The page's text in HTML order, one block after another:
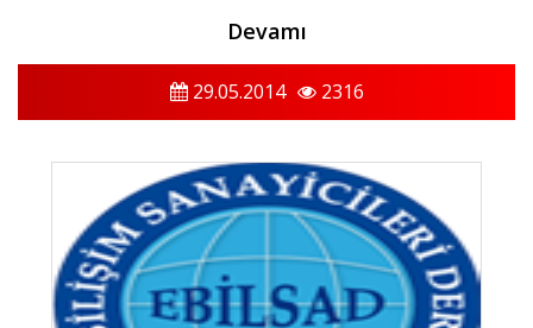
Devamı
29.05.2014 2316